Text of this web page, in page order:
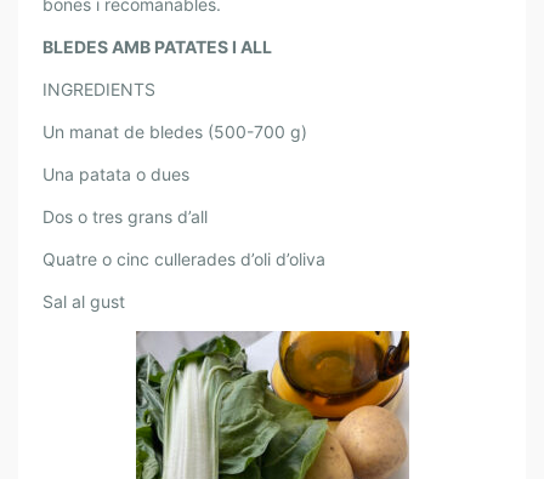
P
E
R
L
A
C
U
R
A
D
L
bones i recomanables.
BLEDES AMB PATATES I ALL
INGREDIENTS
Un manat de bledes (500-700 g)
Una patata o dues
Dos o tres grans d’all
Quatre o cinc cullerades d’oli d’oliva
Sal al gust